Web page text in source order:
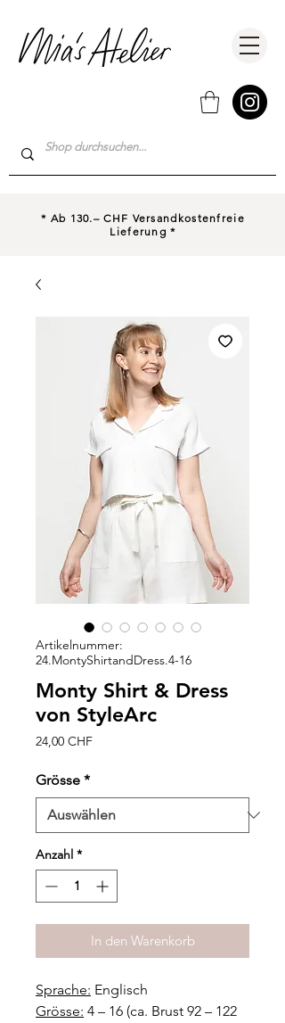
* Ab 130.– CHF Versandkostenfreie
Lieferung *
Artikelnummer:
24.MontyShirtandDress.4-16
Monty Shirt & Dress
von StyleArc
24,00 CHFPreis
Grösse *
Anzahl *
In den Warenkorb
Sprache: Englisch
Grösse: 4 – 16 (ca. Brust 92 – 122